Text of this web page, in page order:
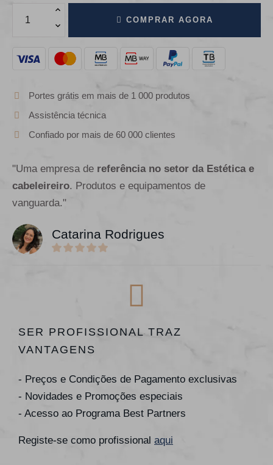
COMPRAR AGORA
Portes grátis em mais de 1 000 produtos
Assistência técnica
Confiado por mais de 60 000 clientes
"Uma empresa de referência no setor da Estética e
cabeleireiro. Produtos e equipamentos de
vanguarda."
Catarina Rodrigues
SER PROFISSIONAL TRAZ
VANTAGENS
- Preços e Condições de Pagamento exclusivas
- Novidades e Promoções especiais
- Acesso ao Programa Best Partners
Registe-se como profissional aqui